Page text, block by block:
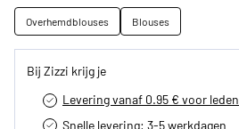
Overhemdblouses Blouses
Bij Zizzi krijg je
Levering vanaf 0.95 € voor leden
Snelle levering: 3-5 werkdagen